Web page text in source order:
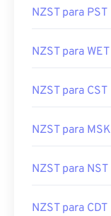
NZST para PST
NZST para WET
NZST para CST
NZST para MSK
NZST para NST
NZST para CDT